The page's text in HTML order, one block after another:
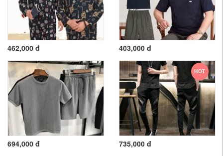
462,000 đ 403,000 đ
694,000 đ
HOT
735,000 đ